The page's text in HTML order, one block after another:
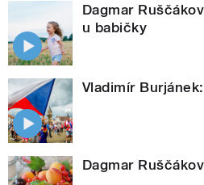
Dagmar
u babičky
Vladimír
Dagmar